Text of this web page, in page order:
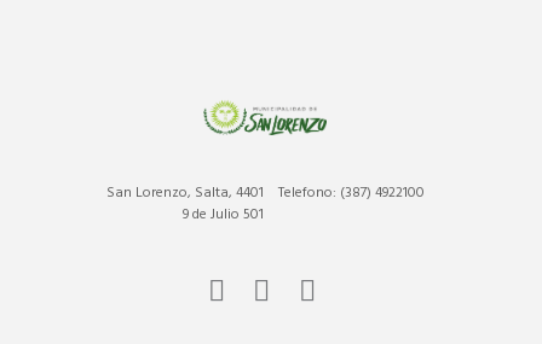
Telefono: (387) 4922100
San Lorenzo, Salta, 4401
9 de Julio 501